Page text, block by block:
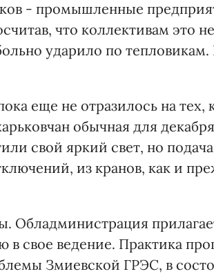
- промышленные
что коллективам это
ударило по тепловикам.
еще не отразилось на тех,
обычная для декабря
свой яркий свет, но подача
из кранов, как и
Обладминистрация
в свое ведение. Практика
Змиевской ГРЭС, в